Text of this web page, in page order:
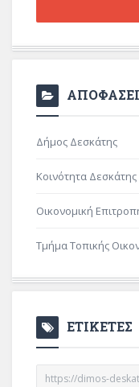
Δήμος Δεσκάτης
Κοινότητα Δεσκάτης
Οικονομική
Τμήμα Τοπικής
ΕΤΙΚΕΤΕΣ
https://dimos-